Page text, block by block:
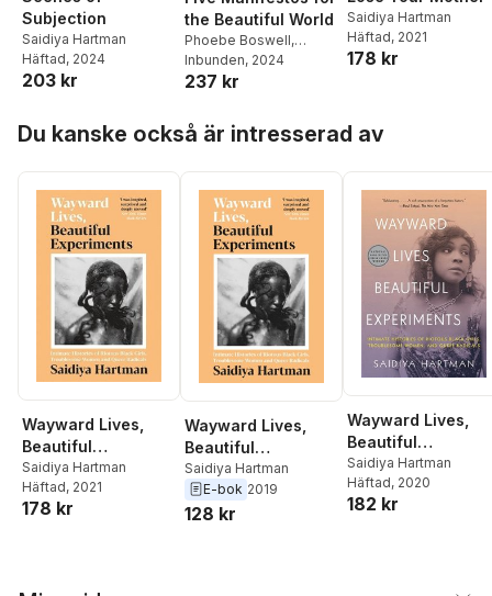
Subjection
Saidiya Hartman
Häftad, 2024
203 kr
the Beautiful World
Phoebe Boswell,
Saidiya Hartman
Christina Sharpe
Inbunden, 2024
237 kr
Saidiya Hartman
Häftad, 2021
178 kr
Du kanske också är intresserad av
Wayward Lives,
Beautiful
Experiments
Saidiya Hartman
Häftad, 2021
178 kr
Wayward Lives,
Beautiful
Experiments
Saidiya Hartman
E-bok 2019
128 kr
Wayward Lives,
Beautiful
Experiments
Saidiya Hartman
Häftad, 2020
182 kr